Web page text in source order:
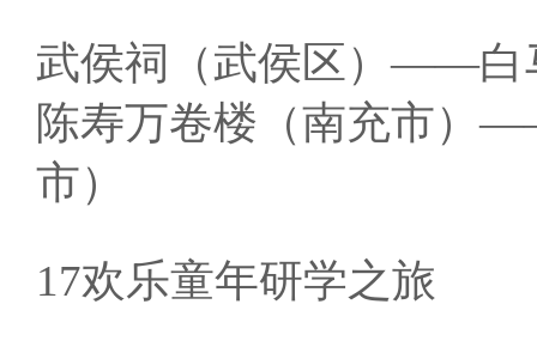
武侯祠（武侯区）——
陈寿万卷楼（南充市）
市）
17欢乐童年研学之旅